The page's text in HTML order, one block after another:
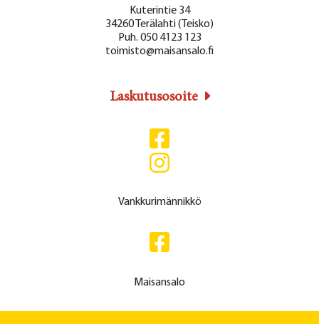
Kuterintie 34
34260 Terälahti (Teisko)
Puh. 050 4123 123
toimisto@maisansalo.fi
Laskutusosoite
Vankkurimännikkö
Maisansalo